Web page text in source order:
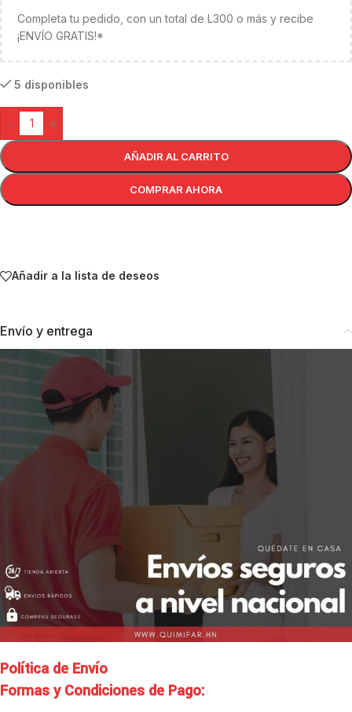
Completa tu pedido, con un total de L300 o más y recibe
¡ENVÍO GRATIS!*
5 disponibles
- +
AÑADIR AL CARRITO
COMPRAR AHORA
Añadir a la lista de deseos
Envío y entrega
Política de Envío
Formas y Condiciones de Pago: